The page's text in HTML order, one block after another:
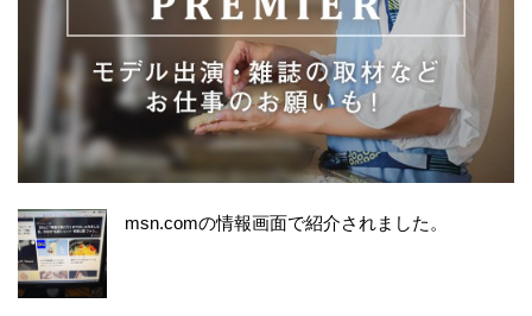
msn.comの情報画面で紹介されました。